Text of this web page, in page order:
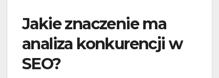
Jakie znaczenie ma
analiza konkurencji w
SEO?